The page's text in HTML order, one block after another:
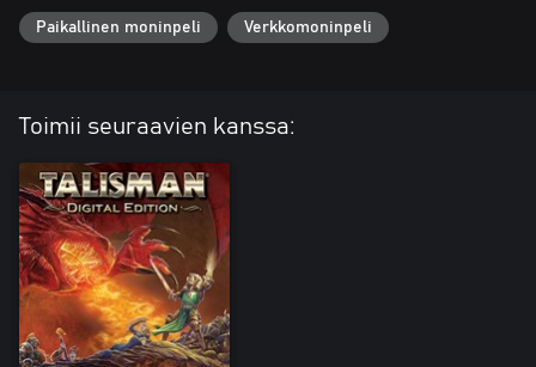
Paikallinen moninpeli Verkkomoninpeli
Toimii seuraavien kanssa: